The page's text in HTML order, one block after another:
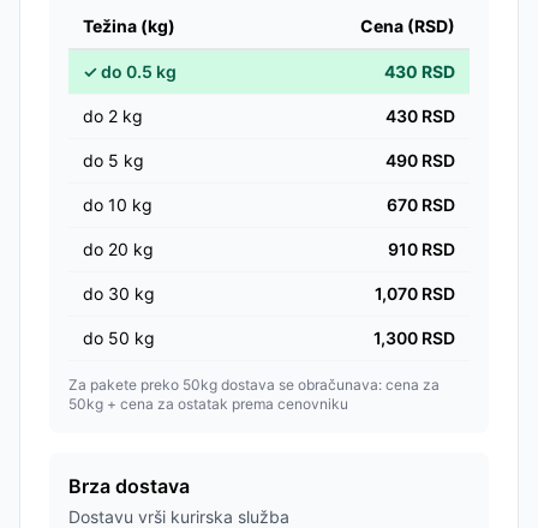
Težina (kg) Cena (RSD)
✓do 0.5 kg 430 RSD
do 2 kg 430 RSD
do 5 kg 490 RSD
do 10 kg 670 RSD
do 20 kg 910 RSD
do 30 kg 1,070 RSD
do 50 kg 1,300 RSD
Za pakete preko 50kg dostava se obračunava: cena za
50kg + cena za ostatak prema cenovniku
Brza dostava
Dostavu vrši kurirska služba